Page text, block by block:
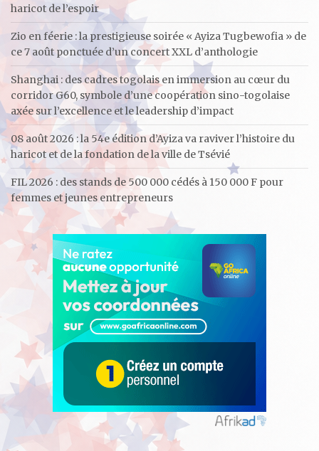
haricot de l’espoir
Zio en féerie : la prestigieuse soirée « Ayiza Tugbewofia » de
ce 7 août ponctuée d’un concert XXL d’anthologie
Shanghai : des cadres togolais en immersion au cœur du
corridor G60, symbole d’une coopération sino-togolaise
axée sur l’excellence et le leadership d’impact
08 août 2026 : la 54e édition d’Ayiza va raviver l’histoire du
haricot et de la fondation de la ville de Tsévié
FIL 2026 : des stands de 500 000 cédés à 150 000 F pour
femmes et jeunes entrepreneurs